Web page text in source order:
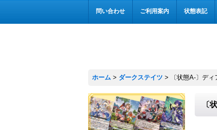
問い合わせ ご利用案内 状態表記
ホーム > ダークステイツ > 〔状態A-〕デ
〔